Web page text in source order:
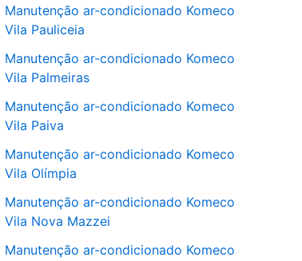
Manutenção ar-condicionado Komeco
Vila Pauliceia
Manutenção ar-condicionado Komeco
Vila Palmeiras
Manutenção ar-condicionado Komeco
Vila Paiva
Manutenção ar-condicionado Komeco
Vila Olímpia
Manutenção ar-condicionado Komeco
Vila Nova Mazzei
Manutenção ar-condicionado Komeco